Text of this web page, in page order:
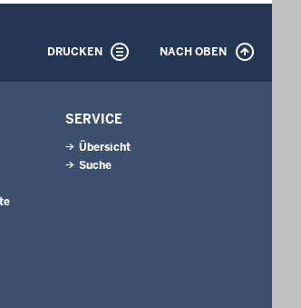
DRUCKEN NACH OBEN
SERVICE
Übersicht
Suche